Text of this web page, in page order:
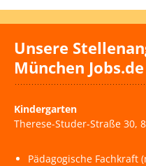
Unsere
München Jobs.de
Kindergarten
Therese-Studer-Straße 30,
Pädagogische Fachkraft